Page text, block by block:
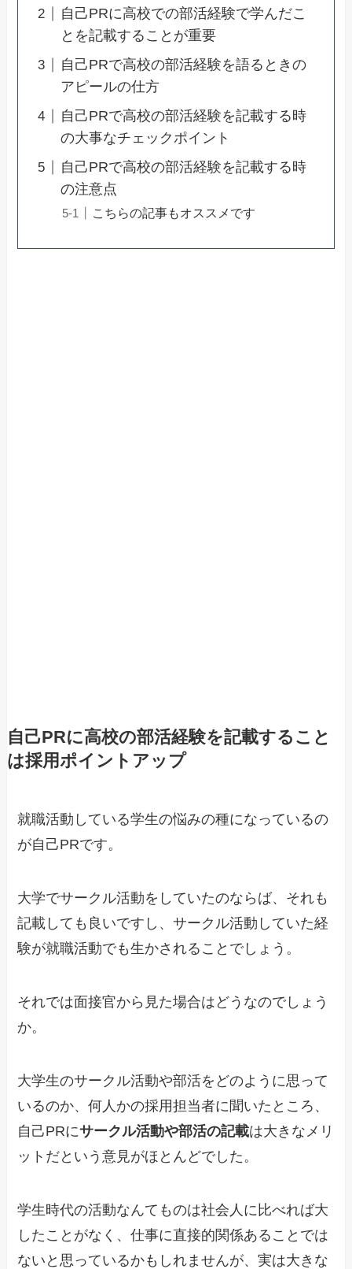
自己PRに高校での部活経験で学んだこ
とを記載することが重要
自己PRで高校の部活経験を語るときの
アピールの仕方
自己PRで高校の部活経験を記載する時
の大事なチェックポイント
自己PRで高校の部活経験を記載する時
の注意点
こちらの記事もオススメです
自己PRに高校の部活経験を記載すること
は採用ポイントアップ
就職活動している学生の悩みの種になっているの
が自己PRです。
大学でサークル活動をしていたのならば、それも
記載しても良いですし、サークル活動していた経
験が就職活動でも生かされることでしょう。
それでは面接官から見た場合はどうなのでしょう
か。
大学生のサークル活動や部活をどのように思って
いるのか、何人かの採用担当者に聞いたところ、
自己PRにサークル活動や部活の記載は大きなメリ
ットだという意見がほとんどでした。
学生時代の活動なんてものは社会人に比べれば大
したことがなく、仕事に直接的関係あることでは
ないと思っているかもしれませんが、実は大きな